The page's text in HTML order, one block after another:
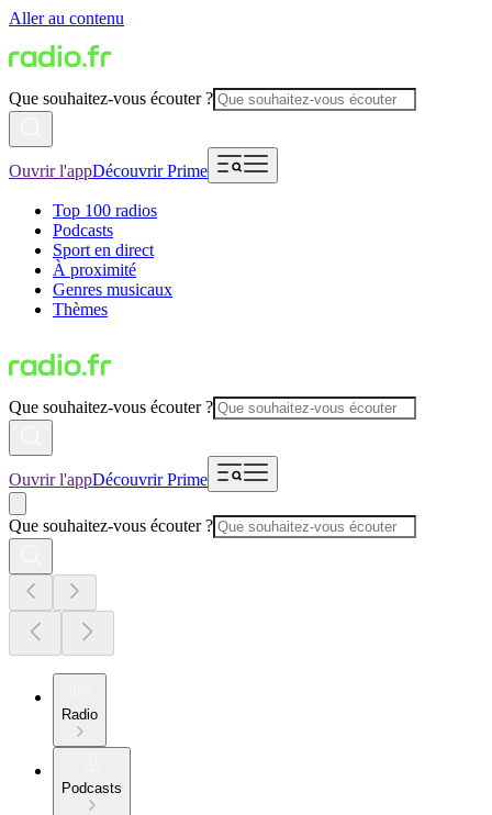
Aller au contenu
Que souhaitez-vous écouter ?
Ouvrir l'appDécouvrir Prime
Top 100 radios
Podcasts
Sport en direct
À proximité
Genres musicaux
Thèmes
Que souhaitez-vous écouter ?
Ouvrir l'appDécouvrir Prime
Que souhaitez-vous écouter ?
Radio
Podcasts